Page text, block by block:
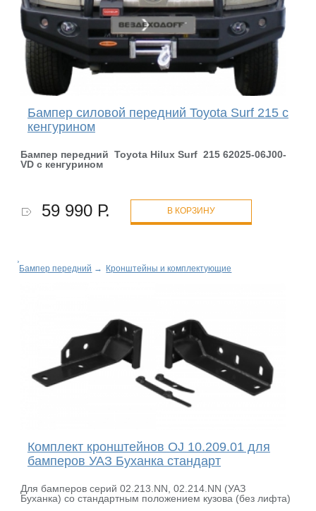
Бампер силовой передний Toyota Surf 215 с
кенгурином
Бампер передний Toyota Hilux Surf 215 62025-06J00-
VD с кенгурином
59 990 Р. В КОРЗИНУ
Бампер передний → Кронштейны и комплектующие
Комплект кронштейнов OJ 10.209.01 для
бамперов УАЗ Буханка стандарт
Для бамперов серий 02.213.NN, 02.214.NN (УАЗ
Буханка) со стандартным положением кузова (без лифта)